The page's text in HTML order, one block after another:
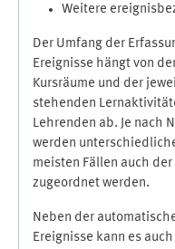
Weitere
Der Umfang der
Ereignisse hängt von
Kursräume und der
stehenden
Lehrenden ab. Je nach
werden
meisten Fällen auch
zugeordnet werden.
Neben der
Ereignisse kann es